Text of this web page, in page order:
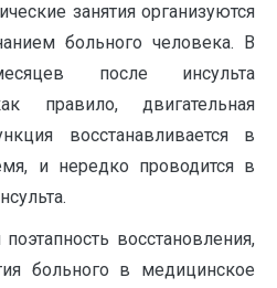
занятия организуются
больного человека. В
после инсульта
правило, двигательная
восстанавливается в
и нередко проводится в
восстановления,
больного в медицинское